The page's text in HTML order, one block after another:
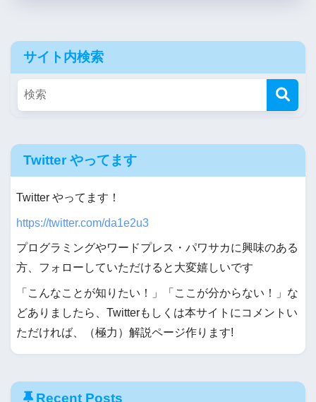
サイト内検索
Twitter やってます
Twitter やってます！
https://twitter.com/da1e2u3
プログラミングやワードプレス・パワサカに興味のある
方、フォローしていただけると大変嬉しいです
「こんなことが知りたい！」「ここが分からない！」な
どありましたら、Twitterもしくは本サイトにコメントい
ただければ、（極力）解説ページ作ります!
Recent Posts